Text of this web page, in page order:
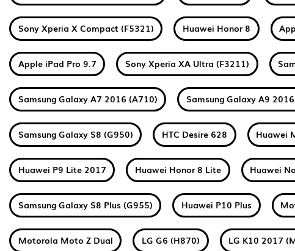
Sony Xperia X Compact (F5321) Huawei Honor 8
Apple iPad Pro 9.7 Sony Xperia XA Ultra (F3211)
Samsung Galaxy A7 2016 (A710) Samsung Galaxy A9
Samsung Galaxy S8 (G950) HTC Desire 628 Huawei
Huawei P9 Lite 2017 Huawei Honor 8 Lite Huawei
Samsung Galaxy S8 Plus (G955) Huawei P10 Plus
Motorola Moto Z Dual LG G6 (H870) LG K10 2017